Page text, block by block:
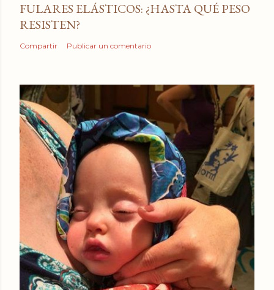
FULARES ELÁSTICOS: ¿HASTA QUÉ PESO
RESISTEN?
Compartir Publicar un comentario